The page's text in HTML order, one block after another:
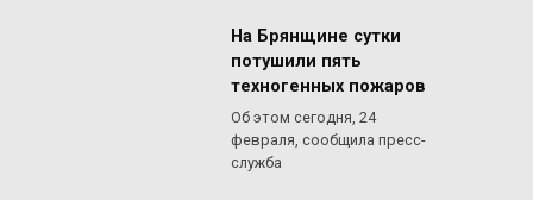
На Брянщине сутки
потушили пять
техногенных пожаров
Об этом сегодня, 24
февраля, сообщила пресс-
служба